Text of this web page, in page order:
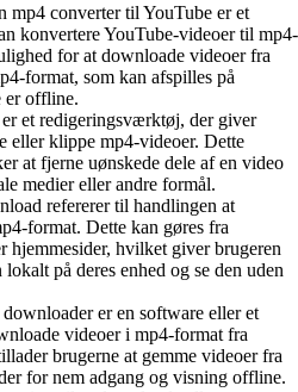
converter til YouTube er et
konvertere YouTube-videoer til mp4-
for at downloade videoer fra
format, som kan afspilles på
er offline.
et redigeringsværktøj, der giver
eller klippe mp4-videoer. Dette
at fjerne uønskede dele af en video
medier eller andre formål.
refererer til handlingen at
format. Dette kan gøres fra
hjemmesider, hvilket giver brugeren
på deres enhed og se den uden
er en software eller et
videoer i mp4-format fra
brugerne at gemme videoer fra
for nem adgang og visning offline.